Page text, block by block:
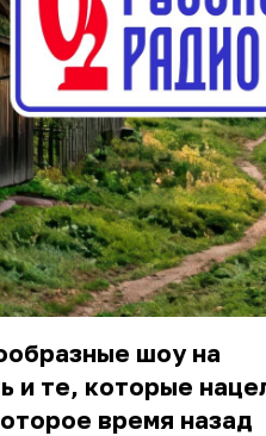
шоу на
и те, которые
время назад